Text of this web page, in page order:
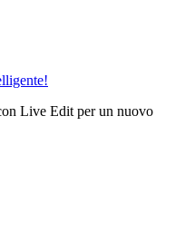
Live Edit per un nuovo